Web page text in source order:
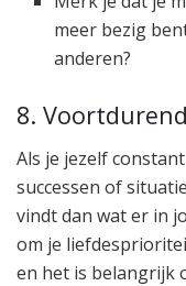
meer bezig
anderen?
8.
Als je jezelf
successen of
vindt dan wat er in
om je
en het is belangrijk